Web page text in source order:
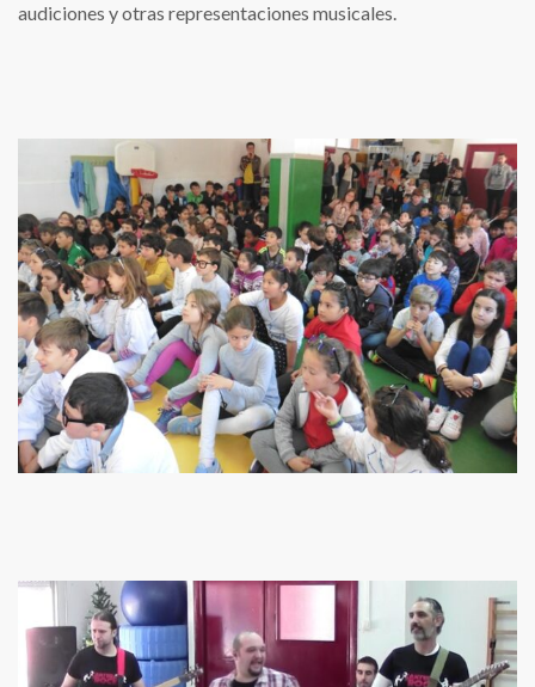
audiciones y otras representaciones musicales.